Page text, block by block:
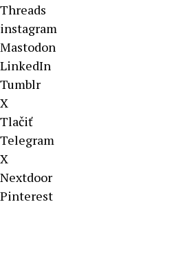
Threads
instagram
Mastodon
LinkedIn
Tumblr
X
Tlačiť
Telegram
X
Nextdoor
Pinterest